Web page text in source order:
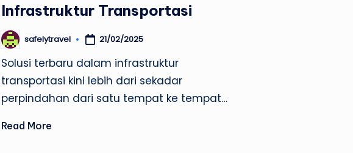
Infrastruktur Transportasi
Posted
by
safelytravel 21/02/2025
Solusi terbaru dalam infrastruktur
transportasi kini lebih dari sekadar
perpindahan dari satu tempat ke tempat…
Read More